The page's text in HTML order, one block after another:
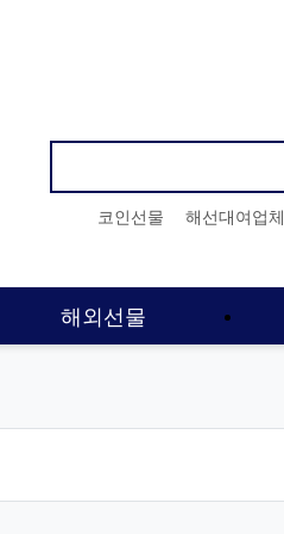
인기검색어
코인선물 해선대여업체
해외선물